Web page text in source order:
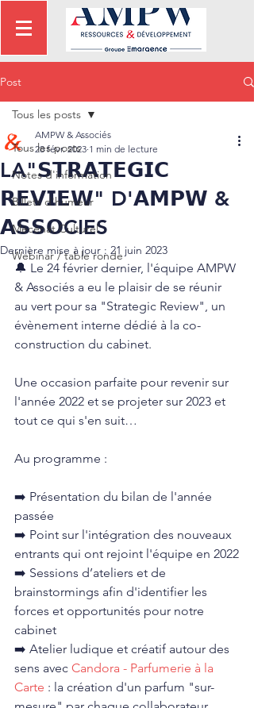
Post
Tous les posts
Notes d'information
Billets d'humeur
Mécénat Culturel
Webinar / table ronde
Tous les posts
LA"𝗦𝗧𝗥𝗔𝗧𝗘𝗚𝗜𝗖
𝗥𝗘𝗩𝗜𝗘𝗪" D'𝗔𝗠𝗣𝗪 &
𝗔𝗦𝗦𝗢CIES
AMPW & Associés
28 févr. 2023 1 min de lecture
Dernière mise à jour : 21 juin 2023
🔔 Le 24 février dernier, l'équipe AMPW
& Associés a eu le plaisir de se réunir
au vert pour sa "Strategic Review", un
évènement interne dédié à la co-
construction du cabinet.
Une occasion parfaite pour revenir sur
l'année 2022 et se projeter sur 2023 et
tout ce qui s'en suit…
Au programme :
➡️ Présentation du bilan de l'année
passée
➡️ Point sur l'intégration des nouveaux
entrants qui ont rejoint l'équipe en 2022
➡️ Sessions d’ateliers et de
brainstormings afin d'identifier les
forces et opportunités pour notre
cabinet
➡️ Atelier ludique et créatif autour des
sens avec Candora - Parfumerie à la
Carte : la création d'un parfum "sur-